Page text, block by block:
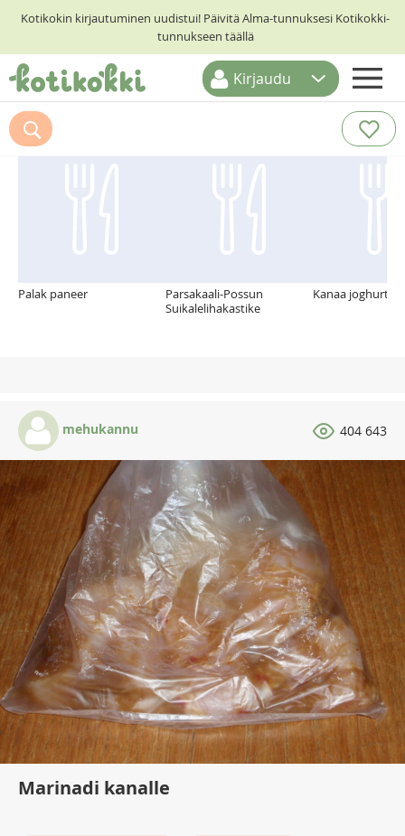
Kotikokin kirjautuminen uudistui! Päivitä Alma-tunnuksesi Kotikokki-
tunnukseen täällä
ETUSIVU
RESEPTIHAKU
Kirjaudu
Suosittelemme myös
Palak paneer
Parsakaali-Possun
Suikalelihakastike
Kanaa joghurtti
mehukannu 404 643
Marinadi kanalle